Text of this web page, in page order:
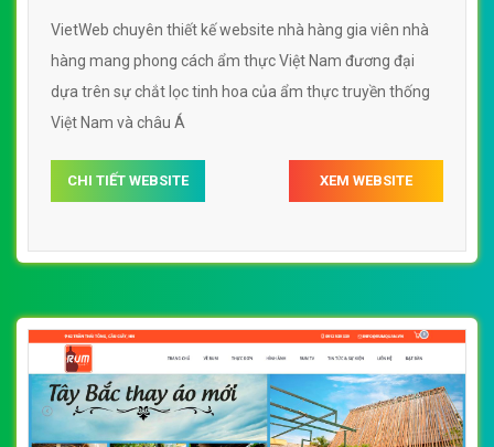
VietWeb chuyên thiết kế website nhà hàng gia viên nhà
hàng mang phong cách ẩm thực Việt Nam đương đại
dựa trên sự chắt lọc tinh hoa của ẩm thực truyền thống
Việt Nam và châu Á
CHI TIẾT WEBSITE XEM WEBSITE